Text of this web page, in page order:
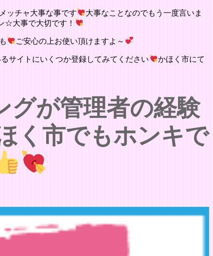
ッチャ大事な事です
大事なことなのでもう一度言いま
☆大事で大切です！
ご安心の上お使い頂けますよ～
サイトにいくつか登録してみてください
かほく市にて
グが管理者の経験
く市でもホンキで